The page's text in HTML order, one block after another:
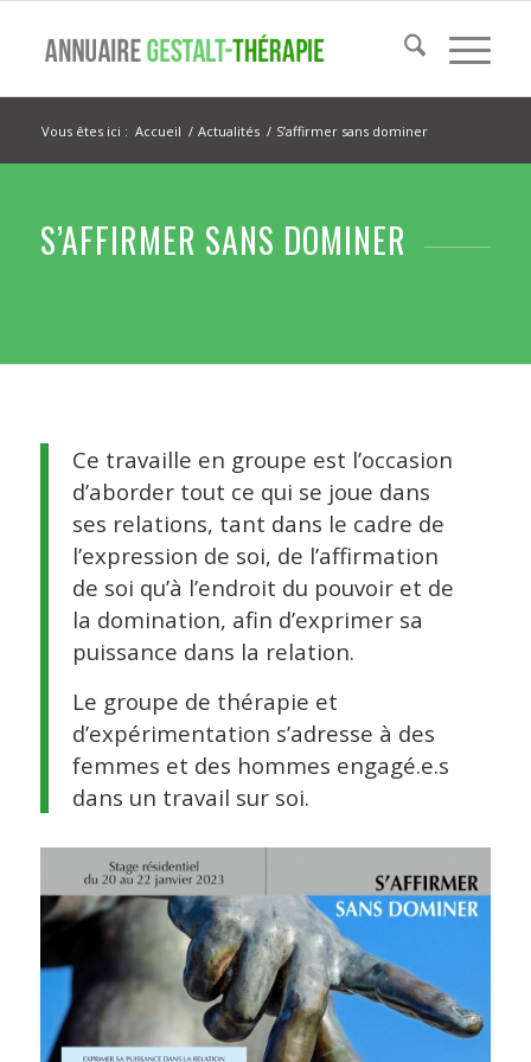
Vous êtes ici : Accueil / Actualités / S’affirmer sans dominer
S’AFFIRMER SANS DOMINER
Ce travaille en groupe est l’occasion
d’aborder tout ce qui se joue dans
ses relations, tant dans le cadre de
l’expression de soi, de l’affirmation
de soi qu’à l’endroit du pouvoir et de
la domination, afin d’exprimer sa
puissance dans la relation.
Le groupe de thérapie et
d’expérimentation s’adresse à des
femmes et des hommes engagé.e.s
dans un travail sur soi.